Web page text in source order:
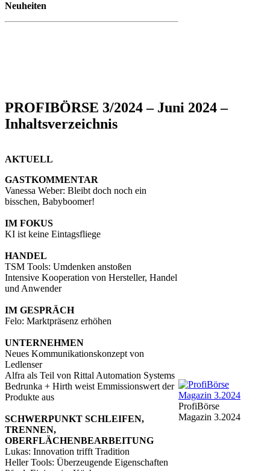
Neuheiten
PROFIBÖRSE 3/2024 – Juni 2024 –
Inhaltsverzeichnis
AKTUELL
GASTKOMMENTAR
Vanessa Weber: Bleibt doch noch ein
bisschen, Babyboomer!
IM FOKUS
KI ist keine Eintagsfliege
HANDEL
TSM Tools: Umdenken anstoßen
Intensive Kooperation von Hersteller, Handel
und Anwender
IM GESPRÄCH
Felo: Marktpräsenz erhöhen
UNTERNEHMEN
Neues Kommunikationskonzept von
Ledlenser
Alfra als Teil von Rittal Automation Systems
Bedrunka + Hirth weist Emmissionswert der
Produkte aus
SCHWERPUNKT SCHLEIFEN,
TRENNEN,
OBERFLÄCHENBEARBEITUNG
Lukas: Innovation trifft Tradition
Heller Tools: Überzeugende Eigenschaften
ProfiBörse
Magazin 3.2024